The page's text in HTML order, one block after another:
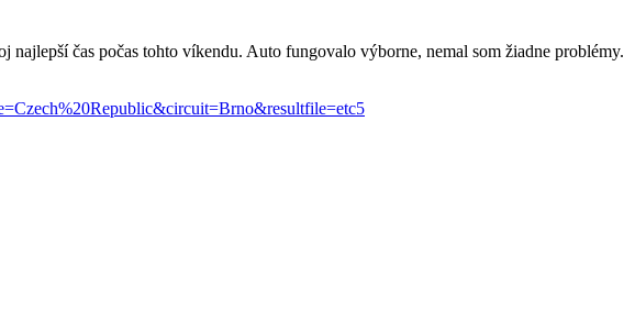
čas počas tohto víkendu. Auto fungovalo výborne, nemal som žiadne problémy.